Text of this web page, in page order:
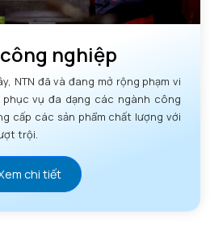
nghiệp
NTN đã và đang mở rộng phạm vi
vụ đa dạng các ngành công
cấp các sản phẩm chất lượng với
trội.
chi tiết